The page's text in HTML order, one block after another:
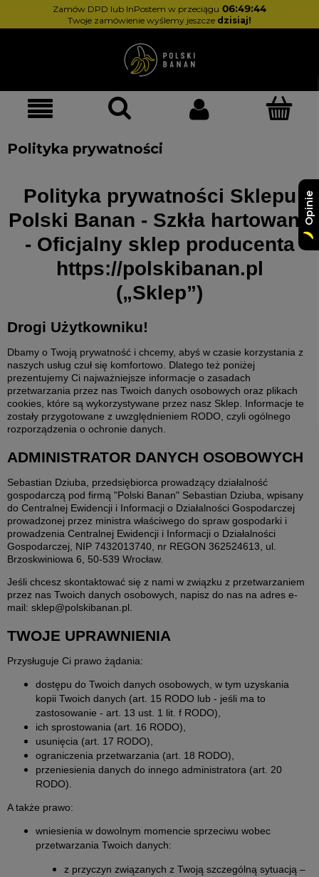
Zamów DPD lub InPostem w przeciągu 06:49:42
Twoje zamówienie wyślemy jeszcze dzisiaj!
Polityka prywatności
Polityka prywatności Sklepu
Polski Banan - Szkła hartowane
- Oficjalny sklep producenta
https://polskibanan.pl
(„Sklep”)
Drogi Użytkowniku!
Dbamy o Twoją prywatność i chcemy, abyś w czasie korzystania z
naszych usług czuł się komfortowo. Dlatego też poniżej
prezentujemy Ci najważniejsze informacje o zasadach
przetwarzania przez nas Twoich danych osobowych oraz plikach
cookies, które są wykorzystywane przez nasz Sklep. Informacje te
zostały przygotowane z uwzględnieniem RODO, czyli ogólnego
rozporządzenia o ochronie danych.
ADMINISTRATOR DANYCH OSOBOWYCH
Sebastian Dziuba, przedsiębiorca prowadzący działalność
gospodarczą pod firmą "Polski Banan" Sebastian Dziuba, wpisany
do Centralnej Ewidencji i Informacji o Działalności Gospodarczej
prowadzonej przez ministra właściwego do spraw gospodarki i
prowadzenia Centralnej Ewidencji i Informacji o Działalności
Gospodarczej, NIP 7432013740, nr REGON 362524613, ul.
Brzoskwiniowa 6, 50-539 Wrocław.
Jeśli chcesz skontaktować się z nami w związku z przetwarzaniem
przez nas Twoich danych osobowych, napisz do nas na adres e-
mail: sklep@polskibanan.pl.
TWOJE UPRAWNIENIA
Przysługuje Ci prawo żądania:
dostępu do Twoich danych osobowych, w tym uzyskania
kopii Twoich danych (art. 15 RODO lub - jeśli ma to
zastosowanie - art. 13 ust. 1 lit. f RODO),
ich sprostowania (art. 16 RODO),
usunięcia (art. 17 RODO),
ograniczenia przetwarzania (art. 18 RODO),
przeniesienia danych do innego administratora (art. 20
RODO).
A także prawo:
wniesienia w dowolnym momencie sprzeciwu wobec
przetwarzania Twoich danych:
z przyczyn związanych z Twoją szczególną sytuacją –
Opinie